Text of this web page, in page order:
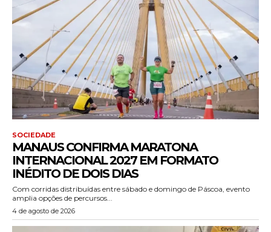
SOCIEDADE
MANAUS CONFIRMA MARATONA
INTERNACIONAL 2027 EM FORMATO
INÉDITO DE DOIS DIAS
Com corridas distribuídas entre sábado e domingo de Páscoa, evento
amplia opções de percursos...
4 de agosto de 2026